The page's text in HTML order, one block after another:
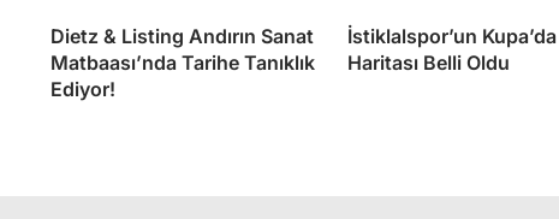
Dietz & Listing Andırın Sanat
Matbaası’nda Tarihe Tanıklık
Ediyor!
İstiklalspor’un
Haritası Belli Oldu